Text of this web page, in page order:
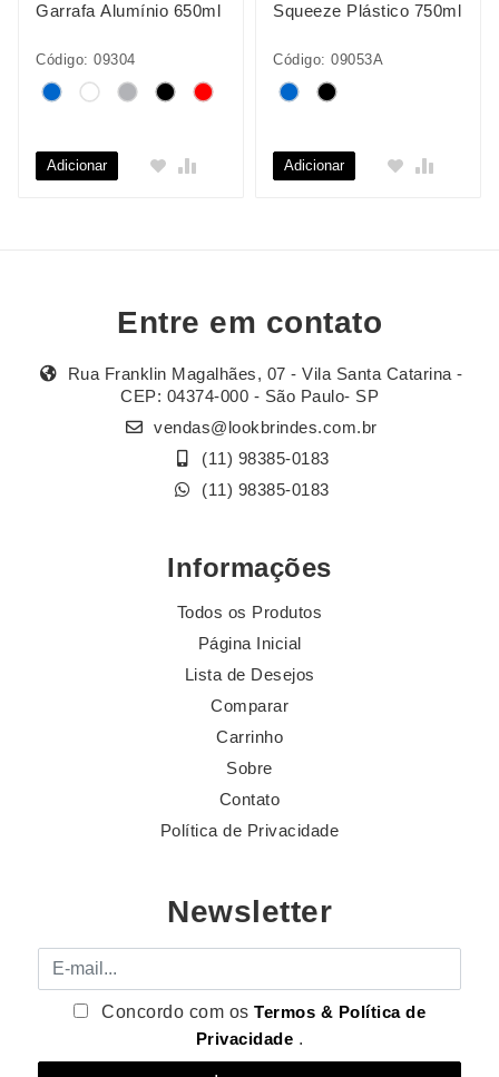
Garrafa Alumínio 650ml
Código: 09304
Adicionar
Squeeze Plástico 750ml
Código: 09053A
Adicionar
Entre em contato
Rua Franklin Magalhães, 07 - Vila Santa Catarina -
CEP: 04374-000 - São Paulo- SP
vendas@lookbrindes.com.br
(11) 98385-0183
(11) 98385-0183
Informações
Todos os Produtos
Página Inicial
Lista de Desejos
Comparar
Carrinho
Sobre
Contato
Política de Privacidade
Newsletter
E-mail
Concordo com osTermos & Política de
Privacidade .